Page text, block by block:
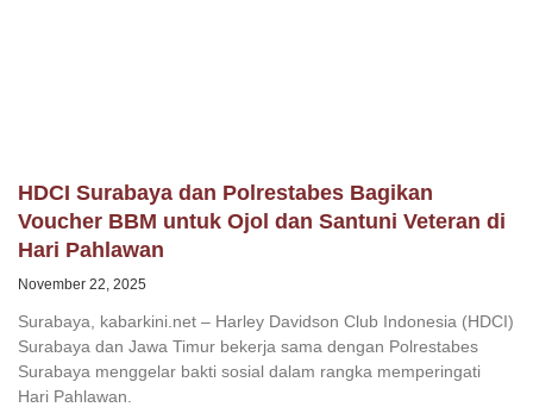
HDCI Surabaya dan Polrestabes Bagikan
Voucher BBM untuk Ojol dan Santuni Veteran di
Hari Pahlawan
November 22, 2025
Surabaya, kabarkini.net – Harley Davidson Club Indonesia (HDCI)
Surabaya dan Jawa Timur bekerja sama dengan Polrestabes
Surabaya menggelar bakti sosial dalam rangka memperingati
Hari Pahlawan.